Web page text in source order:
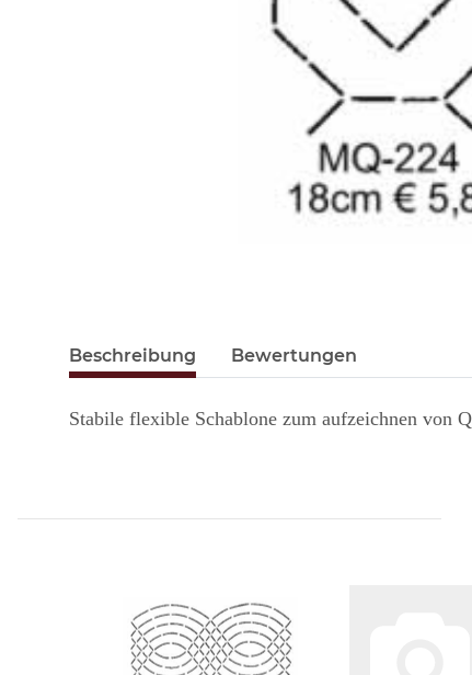
Beschreibung Bewertungen
Stabile flexible Schablone zum aufzeichnen von